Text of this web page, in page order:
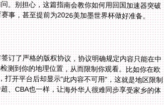
事，甚至提前为2026美加墨世界杯做好准备。
订了严格的版权协议，协议明确规定内容只能在中
测到你的地理位置，从而限制你观看。比如你在欧
打开平台后却显示“此内容不可用”，这就是地区限制
作怪。这种限制不仅影响世界杯、欧洲杯等国际赛事，连国内的中超、CBA也一样，让海外华人很难同步享受家乡的体